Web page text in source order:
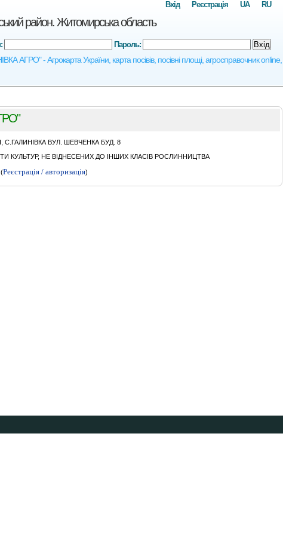
район. Житомирська область
- Агрокарта України, карта посівів, посівні площі, агросправочник online,
RU
UA
Реєстрація
Вхід
Пароль: Вхід
ВУЛ. ШЕВЧЕНКА БУД. 8
КУЛЬТУР, НЕ ВІДНЕСЕНИХ ДО ІНШИХ КЛАСІВ РОСЛИННИЦТВА
Реєстрація / авторизація)